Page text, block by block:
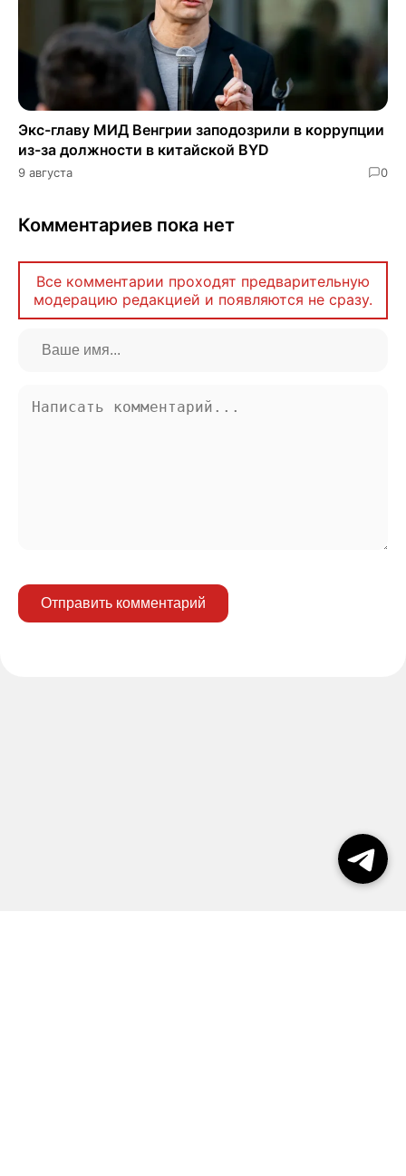
Экс-главу МИД Венгрии заподозрили в коррупции
из-за должности в китайской BYD
9 августа 0
Комментариев пока нет
Все комментарии проходят предварительную
модерацию редакцией и появляются не сразу.
Отправить комментарий